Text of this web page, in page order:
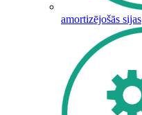
amortizējošās sijas